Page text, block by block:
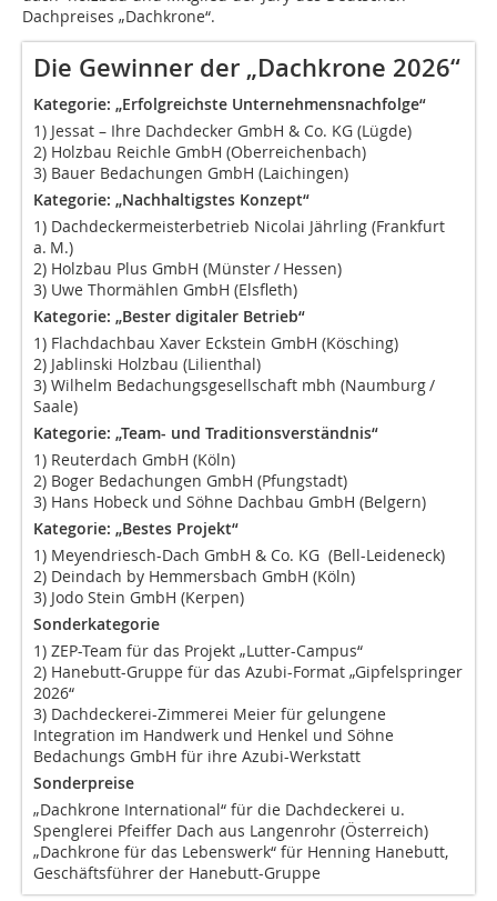
Dachpreises „Dachkrone“.
Die Gewinner der „Dachkrone 2026“
Kategorie: „Erfolgreichste Unternehmensnachfolge“
1) Jessat – Ihre Dachdecker GmbH & Co. KG (Lügde)
2) Holzbau Reichle GmbH (Oberreichenbach)
3) Bauer Bedachungen GmbH (Laichingen)
Kategorie: „Nachhaltigstes Konzept“
1) Dachdeckermeisterbetrieb Nicolai Jährling (Frankfurt
a. M.)
2) Holzbau Plus GmbH (Münster / Hessen)
3) Uwe Thormählen GmbH (Elsfleth)
Kategorie: „Bester digitaler Betrieb“
1) Flachdachbau Xaver Eckstein GmbH (Kösching)
2) Jablinski Holzbau (Lilienthal)
3) Wilhelm Bedachungsgesellschaft mbh (Naumburg /
Saale)
Kategorie: „Team- und Traditionsverständnis“
1) Reuterdach GmbH (Köln)
2) Boger Bedachungen GmbH (Pfungstadt)
3) Hans Hobeck und Söhne Dachbau GmbH (Belgern)
Kategorie: „Bestes Projekt“
1) Meyendriesch-Dach GmbH & Co. KG (Bell-Leideneck)
2) Deindach by Hemmersbach GmbH (Köln)
3) Jodo Stein GmbH (Kerpen)
Sonderkategorie
1) ZEP-Team für das Projekt „Lutter-Campus“
2) Hanebutt-Gruppe für das Azubi-Format „Gipfelspringer
2026“
3) Dachdeckerei-Zimmerei Meier für gelungene
Integration im Handwerk und Henkel und Söhne
Bedachungs GmbH für ihre Azubi-Werkstatt
Sonderpreise
„Dachkrone International“ für die Dachdeckerei u.
Spenglerei Pfeiffer Dach aus Langenrohr (Österreich)
„Dachkrone für das Lebenswerk“ für Henning Hanebutt,
Geschäftsführer der Hanebutt-Gruppe